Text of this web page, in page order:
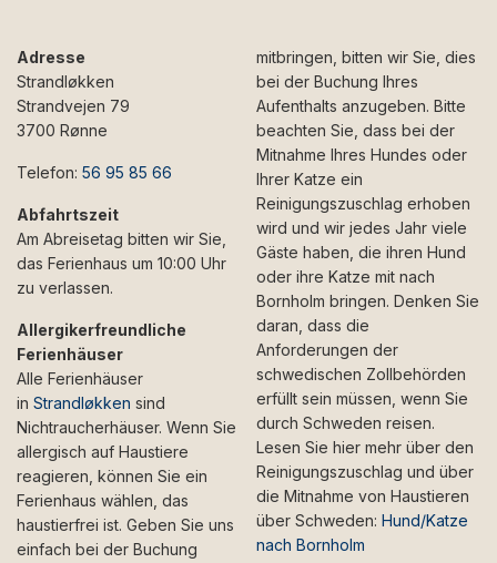
Adresse
Strandløkken
Strandvejen 79
3700 Rønne
Telefon: 56 95 85 66
Abfahrtszeit
Am Abreisetag bitten wir Sie,
das Ferienhaus um 10:00 Uhr
zu verlassen.
Allergikerfreundliche
Ferienhäuser
Alle Ferienhäuser
in Strandløkken sind
Nichtraucherhäuser. Wenn Sie
allergisch auf Haustiere
reagieren, können Sie ein
Ferienhaus wählen, das
haustierfrei ist. Geben Sie uns
einfach bei der Buchung
mitbringen, bitten wir Sie, dies
bei der Buchung Ihres
Aufenthalts anzugeben. Bitte
beachten Sie, dass bei der
Mitnahme Ihres Hundes oder
Ihrer Katze ein
Reinigungszuschlag erhoben
wird und wir jedes Jahr viele
Gäste haben, die ihren Hund
oder ihre Katze mit nach
Bornholm bringen. Denken Sie
daran, dass die
Anforderungen der
schwedischen Zollbehörden
erfüllt sein müssen, wenn Sie
durch Schweden reisen.
Lesen Sie hier mehr über den
Reinigungszuschlag und über
die Mitnahme von Haustieren
über Schweden: Hund/Katze
nach Bornholm